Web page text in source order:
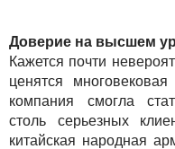
Доверие на высшем
Кажется почти
ценятся
компания смогла
столь серьезных
китайская народная